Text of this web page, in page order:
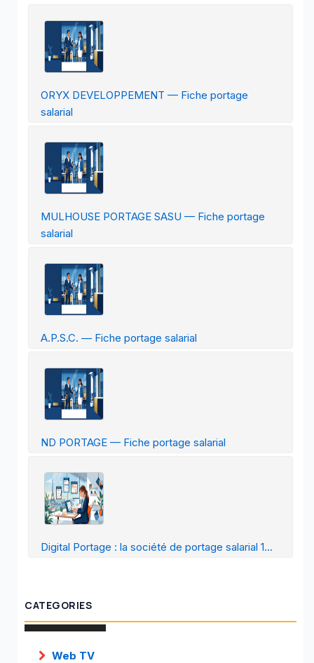
ORYX DEVELOPPEMENT — Fiche portage
salarial
MULHOUSE PORTAGE SASU — Fiche portage
salarial
A.P.S.C. — Fiche portage salarial
ND PORTAGE — Fiche portage salarial
Digital Portage : la société de portage salarial 1...
CATEGORIES
Web TV